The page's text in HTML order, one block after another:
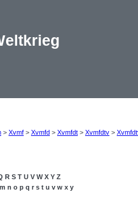
> Xvmf > Xvmfd > Xvmfdt > Xvmfdtv >
R S T U V W X Y Z
m n o p q r s t u v w x y